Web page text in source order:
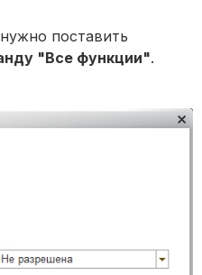
нужно поставить
"Все функции".